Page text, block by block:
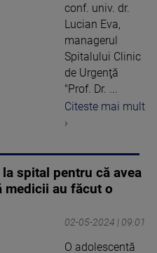
conf. univ. dr.
Lucian Eva,
managerul
Spitalului Clinic
de Urgenţă
"Prof. Dr. ...
Citeste mai mult
›
spital pentru că avea
medicii au făcut o
02-05-2024 | 09:01
O adolescentă